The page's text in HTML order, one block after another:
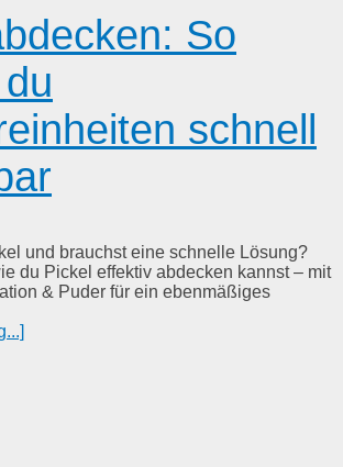
So
schnell
und brauchst eine schnelle Lösung?
du Pickel effektiv abdecken kannst – mit
& Puder für ein ebenmäßiges